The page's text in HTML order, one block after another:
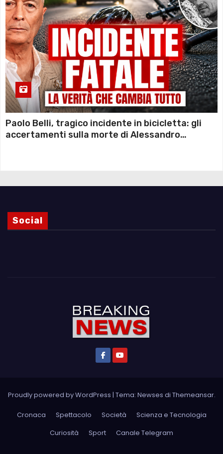
Paolo Belli, tragico incidente in bicicletta: gli
accertamenti sulla morte di Alessandro
Social
Proudly powered by WordPress | Tema: Newses di Themeansar.
Cronaca Spettacolo Società
Scienza e Tecnologia
Curiosità
Sport Canale Telegram